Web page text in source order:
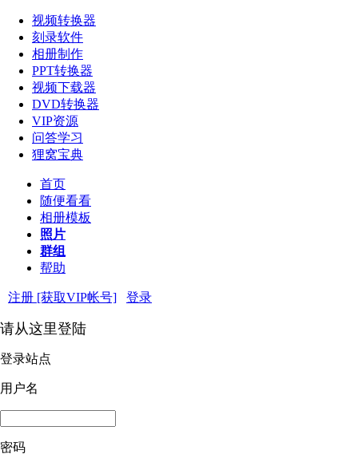
视频转换器
刻录软件
相册制作
PPT转换器
视频下载器
DVD转换器
VIP资源
问答学习
狸窝宝典
首页
随便看看
相册模板
照片
群组
帮助
注册 [获取VIP帐号] 登录
请从这里登陆
登录站点
用户名
密码